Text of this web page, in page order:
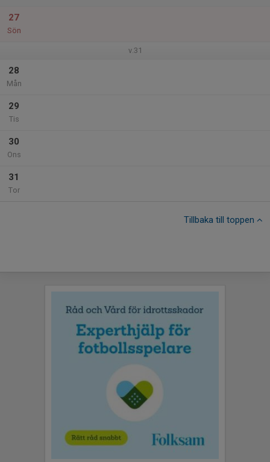
27
Sön
v.31
28
Mån
29
Tis
30
Ons
31
Tor
Tillbaka till toppen